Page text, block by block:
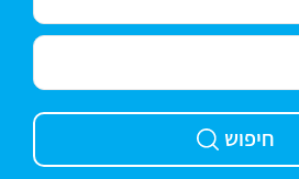
חיפוש